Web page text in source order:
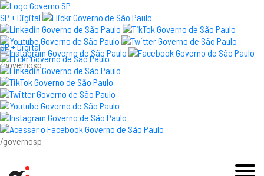
SP + Digital
/governosp
SP + Digital
/governosp
×
visite
exposições e eventos
acervo e pesquisa